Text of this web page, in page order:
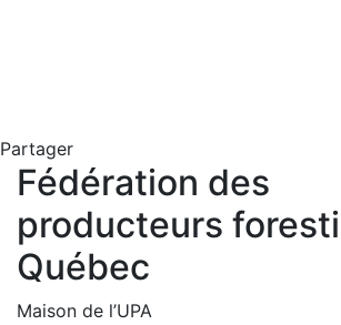
Partager
Fédération des
producteurs
Québec
Maison de l’UPA